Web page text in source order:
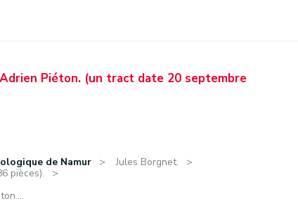
Piéton. (un tract date 20 septembre
de Namur
Jules Borgnet.
pièces).